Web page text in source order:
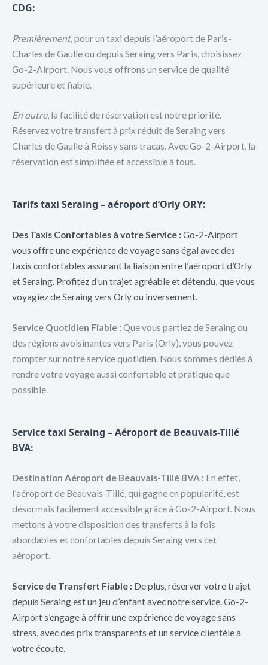
CDG:
Premièrement, pour un taxi depuis l’aéroport de Paris-
Charles de Gaulle ou depuis Seraing vers Paris, choisissez
Go-2-Airport. Nous vous offrons un service de qualité
supérieure et fiable.
En outre, la facilité de réservation est notre priorité.
Réservez votre transfert à prix réduit de Seraing vers
Charles de Gaulle à Roissy sans tracas. Avec Go-2-Airport, la
réservation est simplifiée et accessible à tous.
Tarifs taxi Seraing –aéroport d’Orly ORY:
Des Taxis Confortables à votre Service : Go-2-Airport
vous offre une expérience de voyage sans égal avec des
taxis confortables assurant la liaison entre l’aéroport d’Orly
et Seraing. Profitez d’un trajet agréable et détendu, que vous
voyagiez de Seraing vers Orly ou inversement.
Service Quotidien Fiable : Que vous partiez de Seraing ou
des régions avoisinantes vers Paris (Orly), vous pouvez
compter sur notre service quotidien. Nous sommes dédiés à
rendre votre voyage aussi confortable et pratique que
possible.
Service taxi Seraing – Aéroport de Beauvais-Tillé
BVA:
Destination Aéroport de Beauvais-Tillé BVA : En effet,
l’aéroport de Beauvais-Tillé, qui gagne en popularité, est
désormais facilement accessible grâce à Go-2-Airport. Nous
mettons à votre disposition des transferts à la fois
abordables et confortables depuis Seraing vers cet
aéroport.
Service de Transfert Fiable : De plus, réserver votre trajet
depuis Seraing est un jeu d’enfant avec notre service. Go-2-
Airport s’engage à offrir une expérience de voyage sans
stress, avec des prix transparents et un service clientèle à
votre écoute.